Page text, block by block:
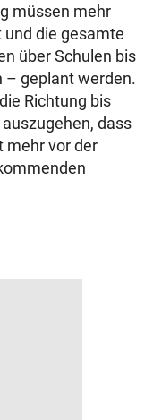
müssen mehr
die gesamte
über Schulen bis
– geplant werden.
Richtung bis
dass
mehr vor der